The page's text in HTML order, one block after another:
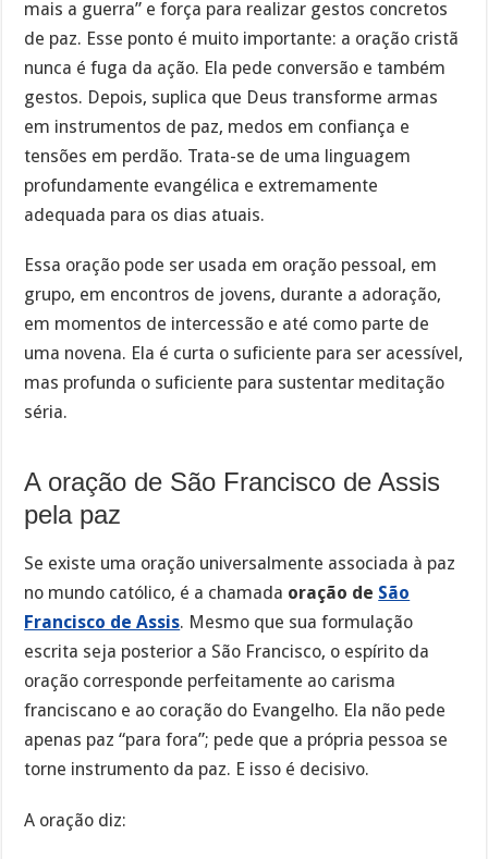
mais a guerra” e força para realizar gestos concretos
de paz. Esse ponto é muito importante: a oração cristã
nunca é fuga da ação. Ela pede conversão e também
gestos. Depois, suplica que Deus transforme armas
em instrumentos de paz, medos em confiança e
tensões em perdão. Trata-se de uma linguagem
profundamente evangélica e extremamente
adequada para os dias atuais.
Essa oração pode ser usada em oração pessoal, em
grupo, em encontros de jovens, durante a adoração,
em momentos de intercessão e até como parte de
uma novena. Ela é curta o suficiente para ser acessível,
mas profunda o suficiente para sustentar meditação
séria.
A oração de São Francisco de Assis
pela paz
Se existe uma oração universalmente associada à paz
no mundo católico, é a chamada oração de São
Francisco de Assis. Mesmo que sua formulação
escrita seja posterior a São Francisco, o espírito da
oração corresponde perfeitamente ao carisma
franciscano e ao coração do Evangelho. Ela não pede
apenas paz “para fora”; pede que a própria pessoa se
torne instrumento da paz. E isso é decisivo.
A oração diz: